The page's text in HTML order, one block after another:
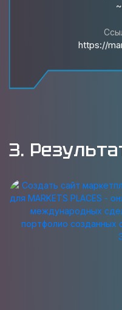
https://
3.